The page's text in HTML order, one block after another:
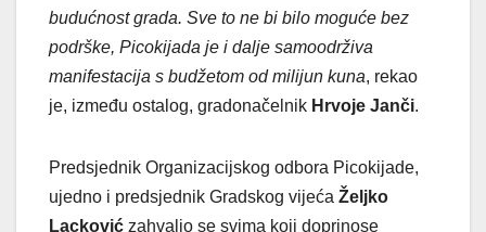
budućnost grada. Sve to ne bi bilo moguće bez
podrške, Picokijada je i dalje samoodrživa
manifestacija s budžetom od milijun kuna, rekao
je, između ostalog, gradonačelnik Hrvoje Janči.
Predsjednik Organizacijskog odbora Picokijade,
ujedno i predsjednik Gradskog vijeća Željko
Lacković zahvalio se svima koji doprinose